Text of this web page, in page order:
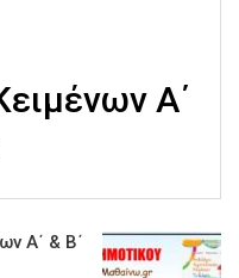
A΄
A΄ & B΄